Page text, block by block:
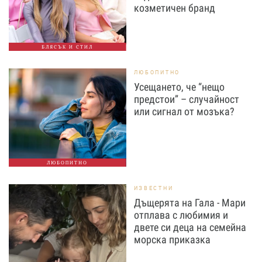
БЛЯСЪК И СТИЛ
козметичен бранд
ЛЮБОПИТНО
ЛЮБОПИТНО
Усещането, че “нещо
предстои” – случайност
или сигнал от мозъка?
ИЗВЕСТНИ
Дъщерята на Гала - Мари
отплава с любимия и
двете си деца на семейна
морска приказка